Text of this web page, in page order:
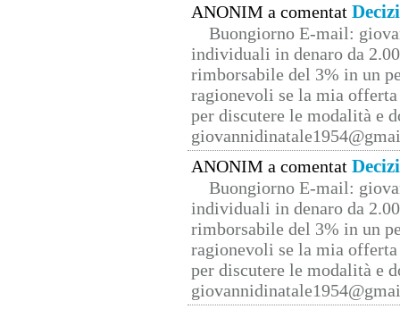
ANONIM a comentat
Buongiorno E-mail:
individuali in denaro da
rimborsabile del 3% in un
ragionevoli se la mia
per discutere le modalità e
ANONIM a comentat
Buongiorno E-mail:
individuali in denaro da
rimborsabile del 3% in un
ragionevoli se la mia
per discutere le modalità e